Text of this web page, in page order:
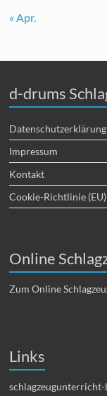
« Apr.
d-drums
Datenschutzerklärung
Impressum
Kontakt
Cookie-Richtlinie (EU)
Online
Zum Online
Links